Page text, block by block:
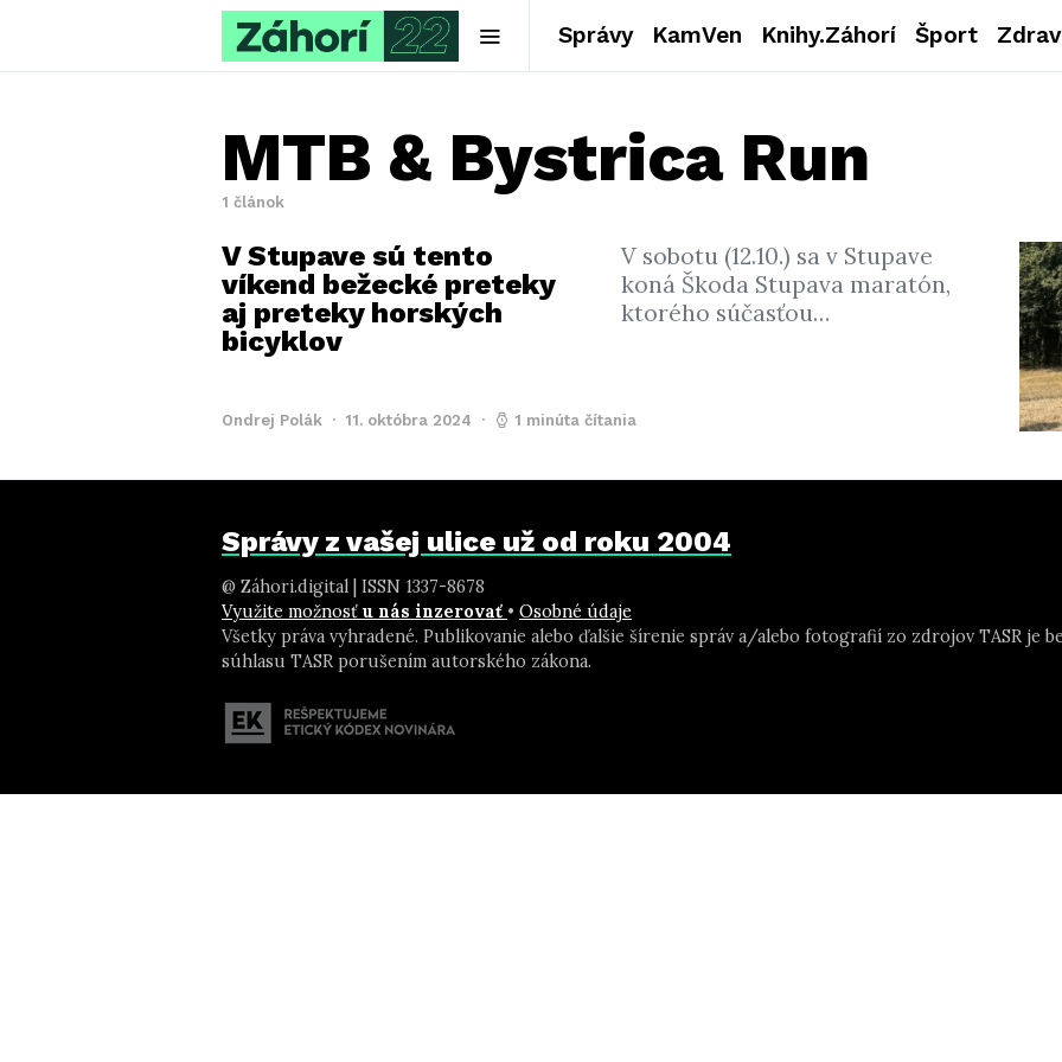
Správy KamVen Knihy.Záhorí Šport
MTB & Bystrica Run
1 článok
V Stupave sú tento
víkend bežecké preteky
aj preteky horských
bicyklov
V sobotu (12.10.) sa v Stupave
koná Škoda Stupava maratón,
ktorého súčasťou…
Ondrej Polák 11. októbra 2024 1 minúta čítania
Správy z vašej ulice už od roku 2004
@ Záhori.digital | ISSN 1337-8678
Využite možnosť u nás inzerovať • Osobné údaje
Všetky práva vyhradené. Publikovanie alebo ďalšie šírenie správ a/alebo fotografií zo zdrojov TASR je
súhlasu TASR porušením autorského zákona.